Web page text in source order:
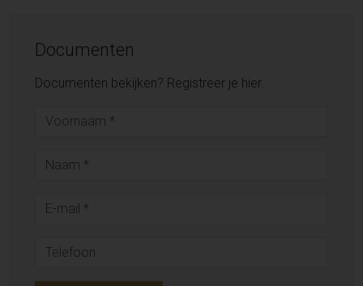
Documenten
Documenten bekijken? Registreer je hier.